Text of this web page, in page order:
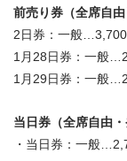
前売り券（全席自由
2日券：一般
1月28日券：一般
1月29日券：一般
当日券（全席自由・
・当日券：一般